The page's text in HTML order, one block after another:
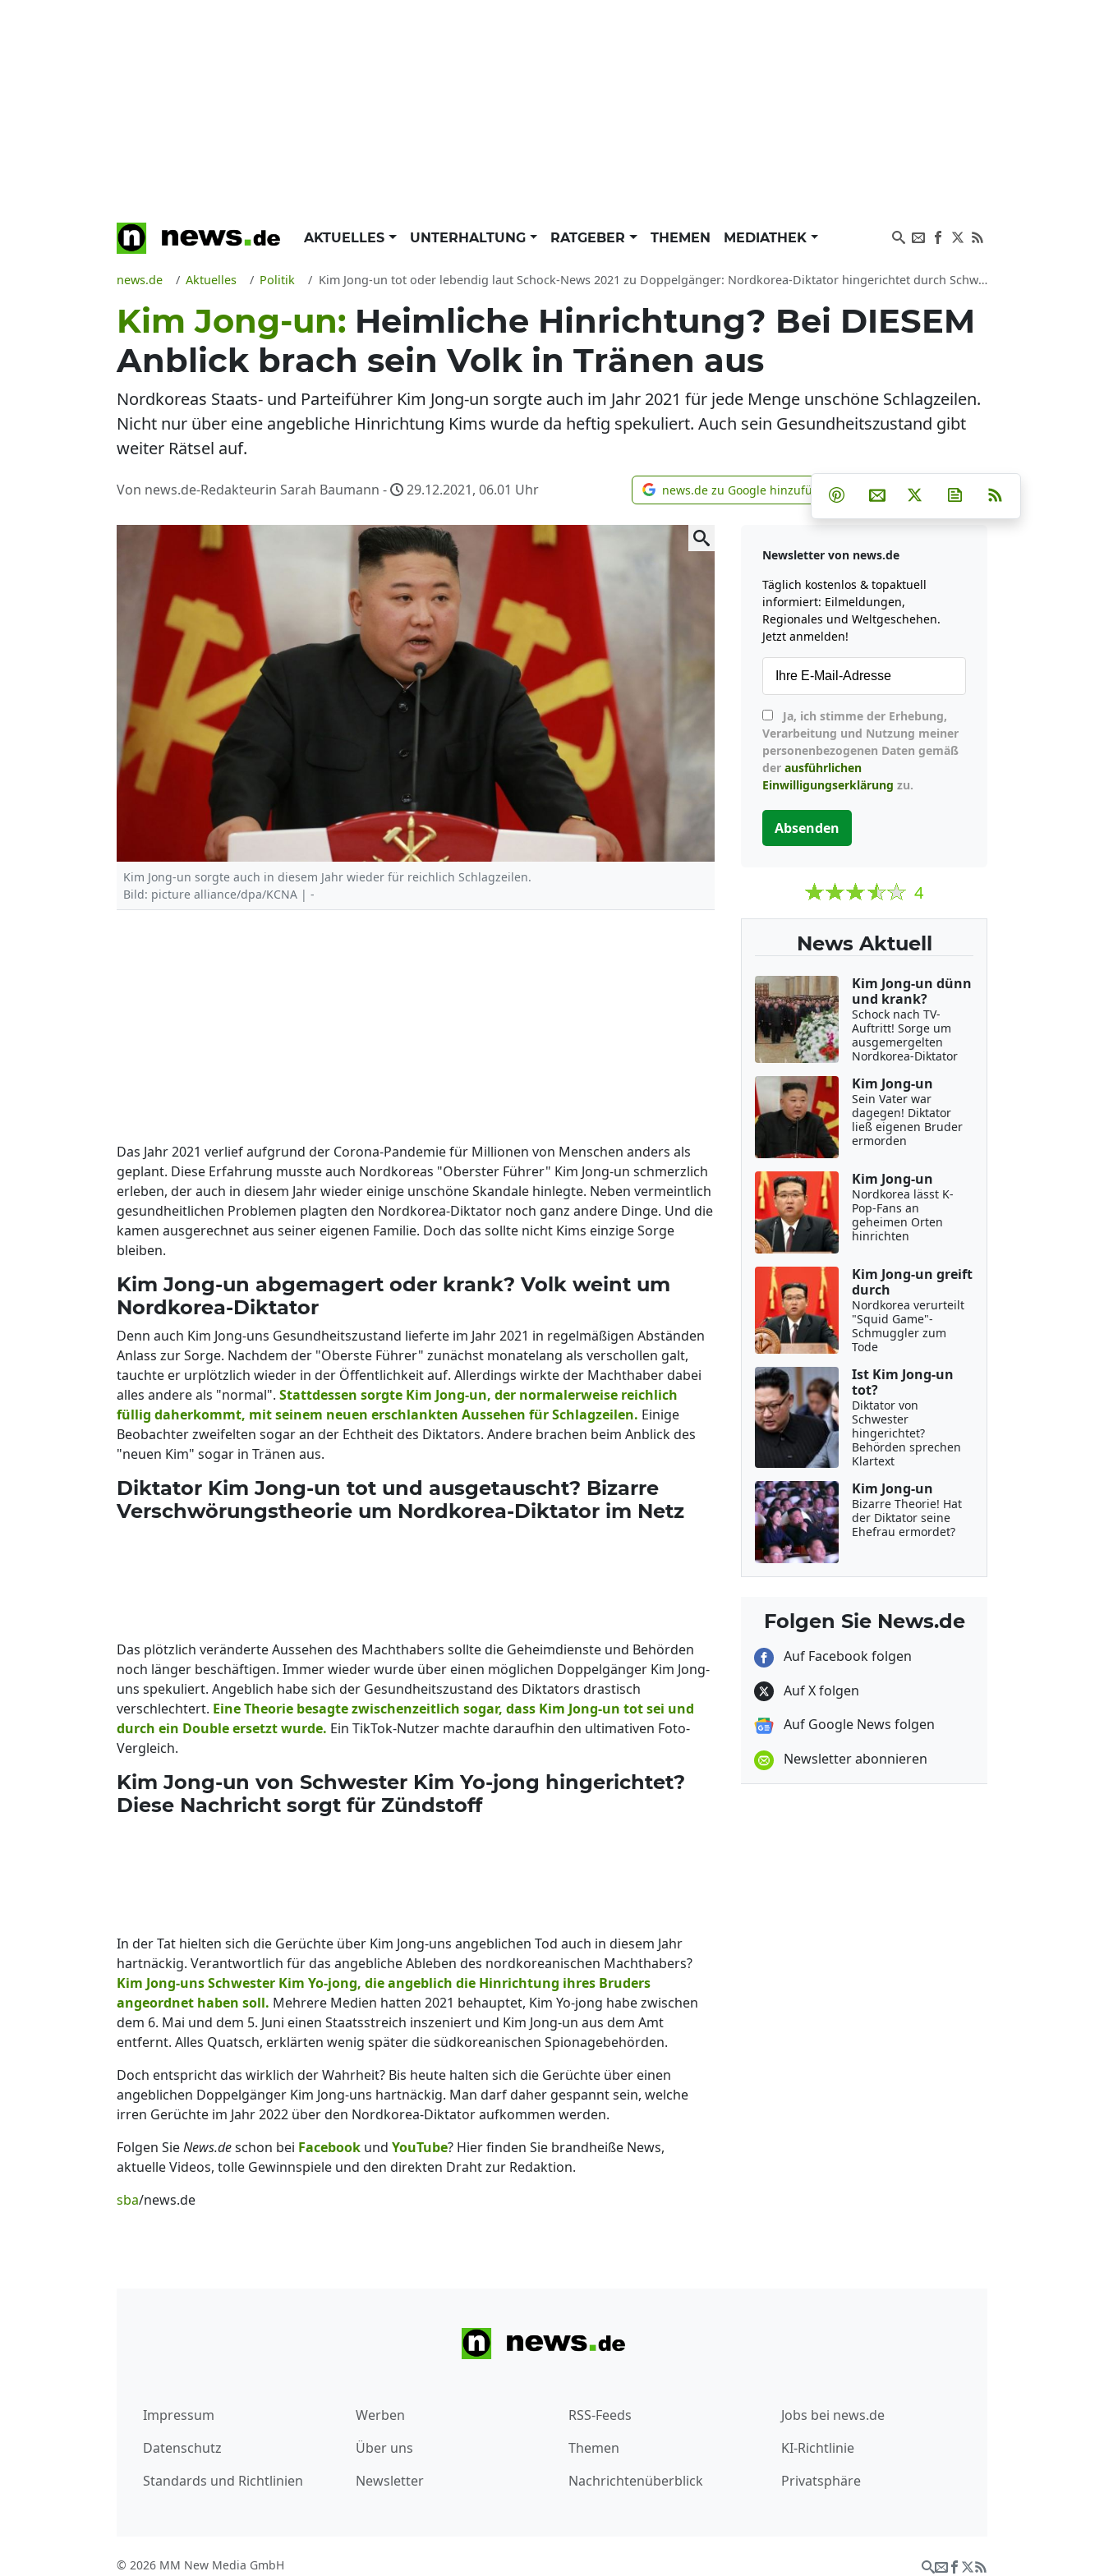
AKTUELLES UNTERHALTUNG RATGEBER THEMEN MEDIATHEK
news.de Aktuelles Politik Kim Jong-un tot oder lebendig laut Schock-News 2021 zu Doppelgänger: Nordkorea-Diktator hingerichtet durch Schwester, Sorge um Gesundheit
Kim Jong-un: Heimliche Hinrichtung? Bei DIESEM
Anblick brach sein Volk in Tränen aus
Nordkoreas Staats- und Parteiführer Kim Jong-un sorgte auch im Jahr 2021 für jede Menge unschöne Schlagzeilen.
Nicht nur über eine angebliche Hinrichtung Kims wurde da heftig spekuliert. Auch sein Gesundheitszustand gibt
weiter Rätsel auf.
Von news.de-Redakteurin Sarah Baumann - 29.12.2021, 06.01 Uhr news.de zu Google hinzufügen
news.de zu Google hinzufügen Teilen auf Facebook
Teilen auf Whatsapp
Teilen auf Telegram
Teilen auf Pinterest
Per E-Mail teilen
Post auf XNewsletter
Kim Jong-un sorgte auch in diesem Jahr wieder für reichlich Schlagzeilen.
Bild: picture alliance/dpa/KCNA | -
Das Jahr 2021 verlief aufgrund der Corona-Pandemie für Millionen von Menschen anders als
geplant. Diese Erfahrung musste auch Nordkoreas "Oberster Führer" Kim Jong-un schmerzlich
erleben, der auch in diesem Jahr wieder einige unschöne Skandale hinlegte. Neben vermeintlich
gesundheitlichen Problemen plagten den Nordkorea-Diktator noch ganz andere Dinge. Und die
kamen ausgerechnet aus seiner eigenen Familie. Doch das sollte nicht Kims einzige Sorge
bleiben.
Kim Jong-un abgemagert oder krank? Volk weint um
Nordkorea-Diktator
Denn auch Kim Jong-uns Gesundheitszustand lieferte im Jahr 2021 in regelmäßigen Abständen
Anlass zur Sorge. Nachdem der "Oberste Führer" zunächst monatelang als verschollen galt,
tauchte er urplötzlich wieder in der Öffentlichkeit auf. Allerdings wirkte der Machthaber dabei
alles andere als "normal". Stattdessen sorgte Kim Jong-un, der normalerweise reichlich
füllig daherkommt, mit seinem neuen erschlankten Aussehen für Schlagzeilen. Einige
Beobachter zweifelten sogar an der Echtheit des Diktators. Andere brachen beim Anblick des
"neuen Kim" sogar in Tränen aus.
Diktator Kim Jong-un tot und ausgetauscht? Bizarre
Verschwörungstheorie um Nordkorea-Diktator im Netz
Das plötzlich veränderte Aussehen des Machthabers sollte die Geheimdienste und Behörden
noch länger beschäftigen. Immer wieder wurde über einen möglichen Doppelgänger Kim Jong-
uns spekuliert. Angeblich habe sich der Gesundheitszustand des Diktators drastisch
verschlechtert. Eine Theorie besagte zwischenzeitlich sogar, dass Kim Jong-un tot sei und
durch ein Double ersetzt wurde. Ein TikTok-Nutzer machte daraufhin den ultimativen Foto-
Vergleich.
Kim Jong-un von Schwester Kim Yo-jong hingerichtet?
Diese Nachricht sorgt für Zündstoff
In der Tat hielten sich die Gerüchte über Kim Jong-uns angeblichen Tod auch in diesem Jahr
hartnäckig. Verantwortlich für das angebliche Ableben des nordkoreanischen Machthabers?
Kim Jong-uns Schwester Kim Yo-jong, die angeblich die Hinrichtung ihres Bruders
angeordnet haben soll. Mehrere Medien hatten 2021 behauptet, Kim Yo-jong habe zwischen
dem 6. Mai und dem 5. Juni einen Staatsstreich inszeniert und Kim Jong-un aus dem Amt
entfernt. Alles Quatsch, erklärten wenig später die südkoreanischen Spionagebehörden.
Doch entspricht das wirklich der Wahrheit? Bis heute halten sich die Gerüchte über einen
angeblichen Doppelgänger Kim Jong-uns hartnäckig. Man darf daher gespannt sein, welche
irren Gerüchte im Jahr 2022 über den Nordkorea-Diktator aufkommen werden.
Folgen SieNews.deschon bei Facebook und YouTube? Hier finden Sie brandheiße News,
aktuelle Videos, tolle Gewinnspiele und den direkten Draht zur Redaktion.
sba/news.de
Newsletter von news.de
Täglich kostenlos & topaktuell
informiert: Eilmeldungen,
Regionales und Weltgeschehen.
Jetzt anmelden!
Verarbeitung und Nutzung meiner
personenbezogenen Daten gemäß
der ausführlichen
Einwilligungserklärung zu.
Absenden
4
News Aktuell
Kim Jong-un dünn
und krank?
Schock nach TV-
Auftritt! Sorge um
ausgemergelten
Nordkorea-Diktator
Kim Jong-un
Sein Vater war
dagegen! Diktator
ließ eigenen Bruder
ermorden
Kim Jong-un
Nordkorea lässt K-
Pop-Fans an
geheimen Orten
hinrichten
Kim Jong-un greift
durch
Nordkorea verurteilt
"Squid Game"-
Schmuggler zum
Tode
Ist Kim Jong-un
tot?
Diktator von
Schwester
hingerichtet?
Behörden sprechen
Klartext
Kim Jong-un
Bizarre Theorie! Hat
der Diktator seine
Ehefrau ermordet?
Folgen Sie News.de
Auf Facebook folgen
Auf X folgen
Auf Google News folgen
Newsletter abonnieren
Impressum
Datenschutz
Standards und Richtlinien
Werben
Über uns
Newsletter
RSS-Feeds
Themen
Nachrichtenüberblick
Jobs bei news.de
KI-Richtlinie
Privatsphäre
© 2026 MM New Media GmbH